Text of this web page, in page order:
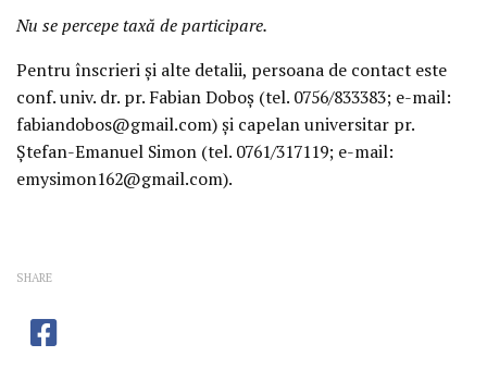
Nu se percepe taxă de participare.
Pentru înscrieri și alte detalii, persoana de contact este
conf. univ. dr. pr. Fabian Doboș (tel. 0756/833383; e-mail:
fabiandobos@gmail.com) și capelan universitar pr.
Ștefan-Emanuel Simon (tel. 0761/317119; e-mail:
emysimon162@gmail.com).
SHARE